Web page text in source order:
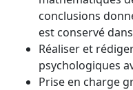
conclusions
est conservé
Réaliser et
psychologiques
Prise en charge